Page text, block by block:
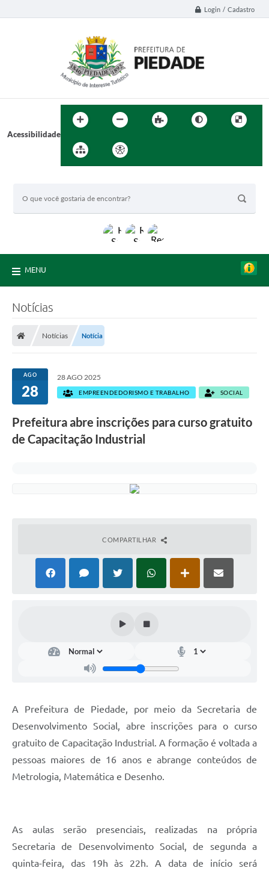
Login / Cadastro
Acessibilidade
MENU
Notícias
Notícias Notícia
AGO
28
28 AGO 2025
EMPREENDEDORISMO E TRABALHO SOCIAL
Prefeitura abre inscrições para curso gratuito
de Capacitação Industrial
COMPARTILHAR
A Prefeitura de Piedade, por meio da Secretaria de
Desenvolvimento Social, abre inscrições para o curso
gratuito de Capacitação Industrial. A formação é voltada a
pessoas maiores de 16 anos e abrange conteúdos de
Metrologia, Matemática e Desenho.
As aulas serão presenciais, realizadas na própria
Secretaria de Desenvolvimento Social, de segunda a
quinta-feira, das 19h às 22h. A data de início será